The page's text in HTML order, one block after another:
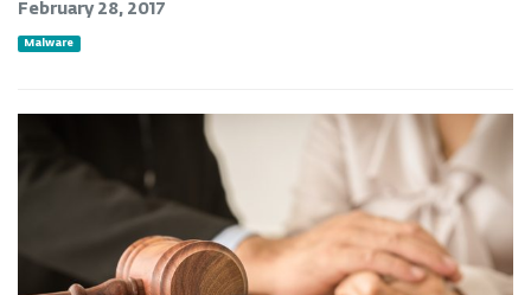
February 28, 2017
Malware